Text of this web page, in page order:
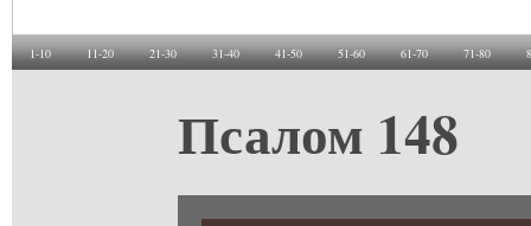
1-10 11-20 21-30 31-40 41-50 51-60 61-70 71-80
Псалом 148